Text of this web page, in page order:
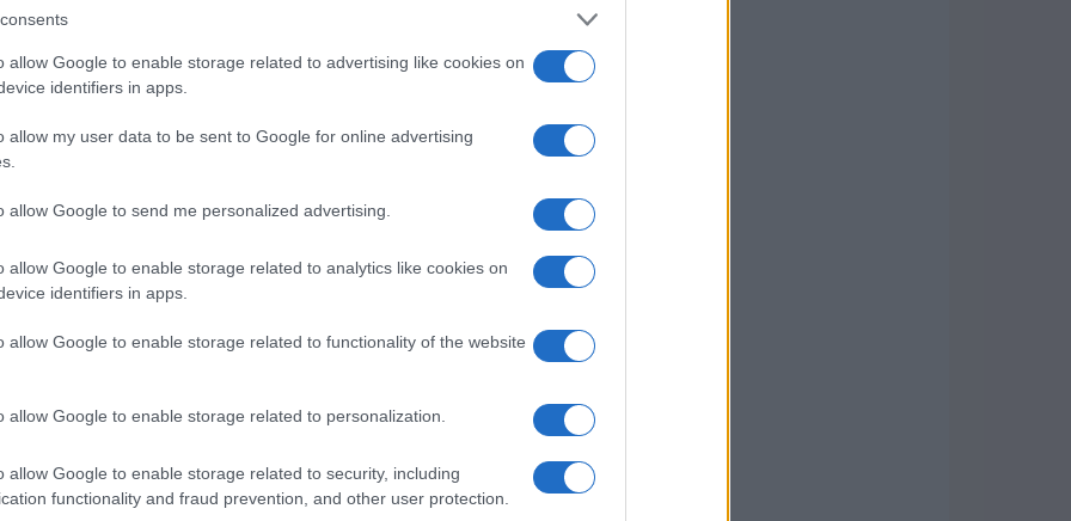
allow Google to enable storage related to advertising like cookies on
identifiers in apps.
allow my user data to be sent to Google for online advertising
allow Google to send me personalized advertising.
allow Google to enable storage related to analytics like cookies on
identifiers in apps.
allow Google to enable storage related to functionality of the website
allow Google to enable storage related to personalization.
allow Google to enable storage related to security, including
functionality and fraud prevention, and other user protection.
di investimento
aumento, con una crescita media del
opportunità di investimento
di nicchia, come concerti in piccole venue
e investitori
iscriversi alle newsletter dei propri
vendita biglietti come
di pacchetti che includono soggiorni in hotel
ottimo investimento